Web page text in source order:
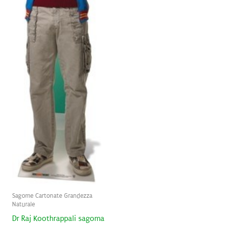
Sagome Cartonate Grandezza
Naturale
Dr Raj Koothrappali sagoma